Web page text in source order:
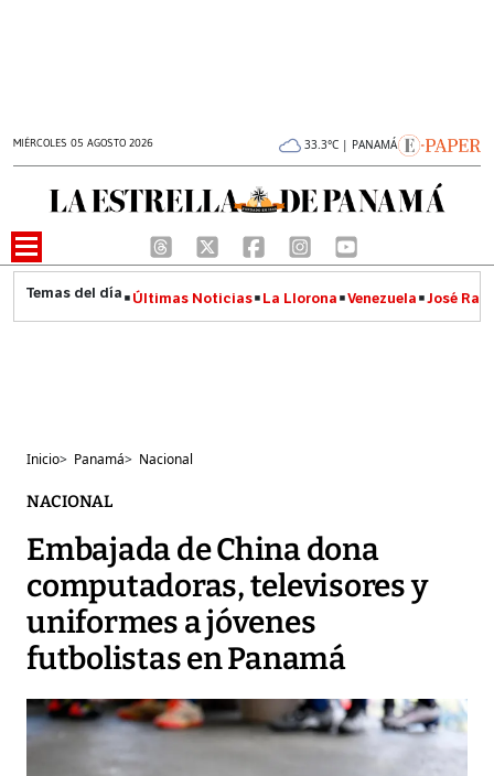
MIÉRCOLES 05 AGOSTO 2026 33.3°C | PANAMÁ
Últimas Noticias La Llorona Venezuela José
Inicio> Panamá> Nacional
NACIONAL
Embajada de China dona
computadoras, televisores y
uniformes a jóvenes
futbolistas en Panamá